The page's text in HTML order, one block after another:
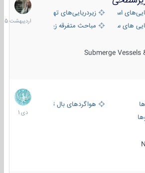
استراتژیکزیردریایی‌های تهاجمی
های سبک
مباحث متفرقه زیرسطحی
Submerge
1405
هواگردهای بال ثابت
12
دی
1401